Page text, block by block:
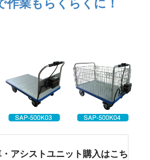
作業もらくらくに！
アシストユニット購入はこち